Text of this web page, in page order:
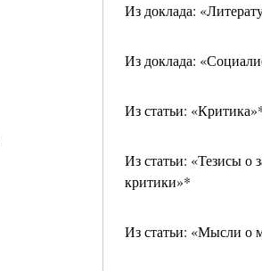
Из доклада:
Из доклада:
Из статьи:
Из статьи: «Тезисы о
критики»*
Из статьи: «Мысли о